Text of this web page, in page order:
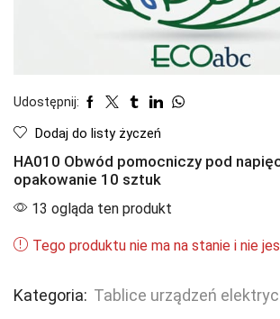
Udostępnij:
Dodaj do listy życzeń
HA010 Obwód pomocniczy pod
opakowanie 10 sztuk
13 ogląda ten produkt
Tego produktu nie ma na stanie i nie
Kategoria: Tablice urządzeń